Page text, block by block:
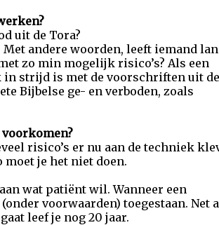
uit de Tora?
andere woorden, leeft iemand
zo min mogelijk risico’s? Als een
in strijd is met de voorschriften uit de
Bijbelse ge- en verboden, zoals
voorkomen?
risico’s er nu aan de techniek
moet je het niet doen.
wat patiënt wil. Wanneer een
voorwaarden) toegestaan. Net
leef je nog 20 jaar.